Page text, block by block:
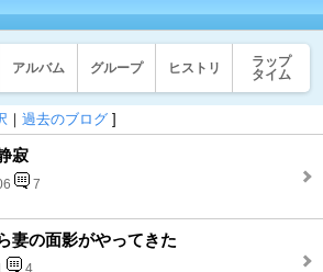
アルバム グループ ヒストリ
ラップ
タイム
｜ 過去のブログ ]
寂
7
妻の面影がやってきた
4